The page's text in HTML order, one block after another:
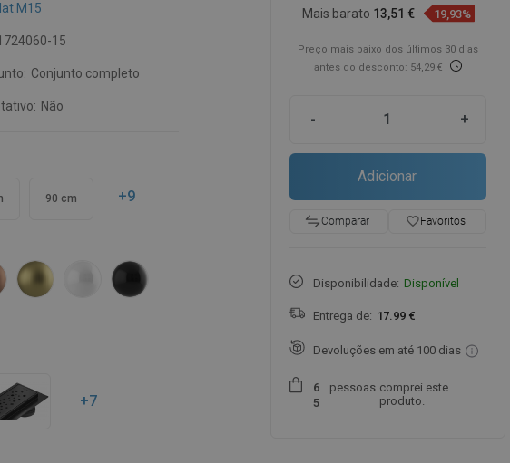
M15
15
Conjunto completo
Não
90 cm +9
+7
Mais barato 13,51 € 19,93%
Preço mais baixo dos últimos 30 dias
antes do desconto: 54,29 €
- +
Adicionar
Comparar favorite_borderFavoritos
Disponibilidade: Disponível
Entrega de: 17.99 €
Devoluções em até 100 dias
6
5
pessoas comprei este
produto.